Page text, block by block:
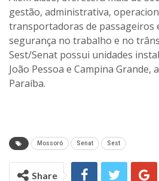
gestão, administrativa,
transportadoras de passageiros
segurança no trabalho e no
Sest/Senat possui unidades
João Pessoa e Campina Grande,
Paraíba.
Mossoró Senat Sest
Share